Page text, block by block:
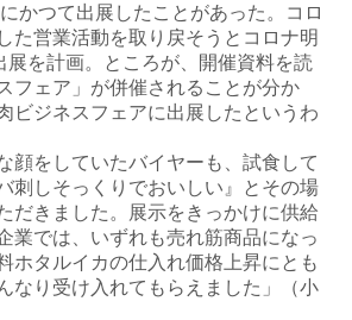
かつて出展したことがあった。コロ
た営業活動を取り戻そうとコロナ明
展を計画。ところが、開催資料を読
フェア」が併催されることが分か
ビジネスフェアに出展したというわ
顔をしていたバイヤーも、試食して
刺しそっくりでおいしい』とその場
だきました。展示をきっかけに供給
業では、いずれも売れ筋商品になっ
ホタルイカの仕入れ価格上昇にとも
なり受け入れてもらえました」（小